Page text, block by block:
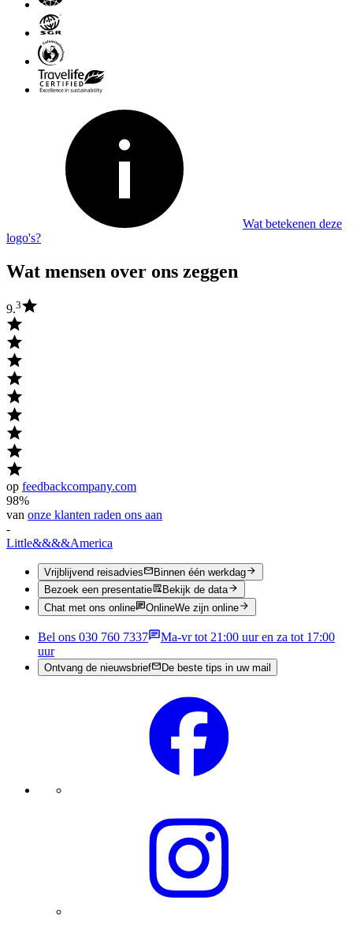
Wat betekenen deze
logo's?
Wat mensen over ons zeggen
9.3
op feedbackcompany.com
98%
van onze klanten raden ons aan
-
Little&&&&America
Vrijblijvend reisadvies
Binnen één werkdag
Bezoek een presentatie
Bekijk de data
Chat met ons online
OnlineWe zijn online
Bel ons 030 760 7337
Ma-vr tot 21:00 uur en za tot 17:00
uur
Ontvang de nieuwsbrief De beste tips in uw mail